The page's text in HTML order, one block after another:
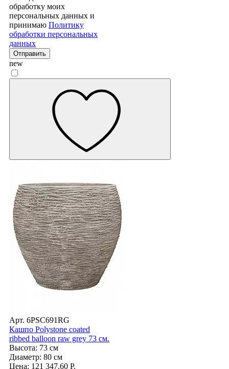
обработку моих
персональных данных и
принимаю Политику
обработки персональных
данных
Отправить
new
Арт. 6PSC691RG
Кашпо Polystone coated
ribbed balloon raw grey 73 см.
Высота: 73 см
Диаметр: 80 см
Цена: 121 347.60 Р.